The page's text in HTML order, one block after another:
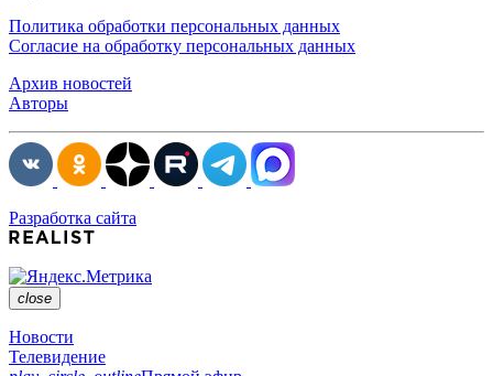
Политика обработки персональных данных
Согласие на обработку персональных данных
Архив новостей
Авторы
Разработка сайта
close
Новости
Телевидение